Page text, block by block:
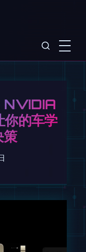
NVIDIA
的车学
策